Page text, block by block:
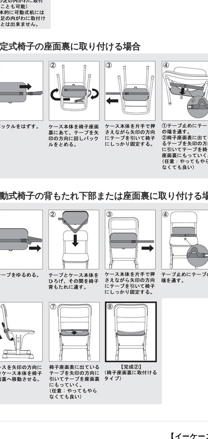
式椅子の座面裏に取り付ける場合
式椅子の背もたれ下部または座面裏に取り付ける
【イーケ